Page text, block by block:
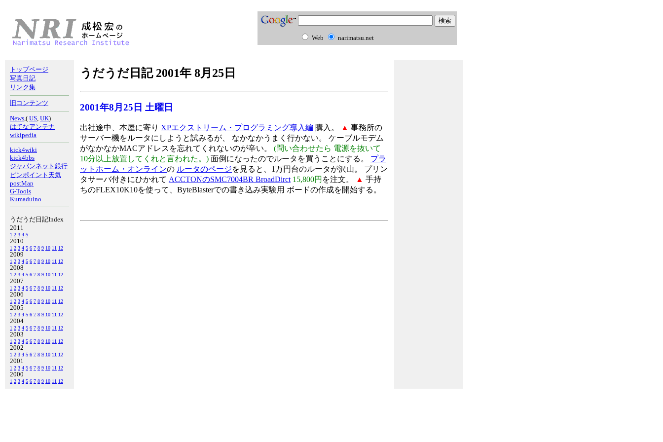
Web narimatsu.net
トップページ
写真日記
リンク集
旧コンテンツ
News,( US, UK)
はてなアンテナ
wikipedia
kick4wiki
kick4bbs
ジャパンネット銀行
ピンポイント天気
postMap
G-Tools
Kumaduino
うだうだ日記Index
2011
1 2 3 4 5
2010
1 2 3 4 5 6 7 8 9 10 11 12
2009
1 2 3 4 5 6 7 8 9 10 11 12
2008
1 2 3 4 5 6 7 8 9 10 11 12
2007
1 2 3 4 5 6 7 8 9 10 11 12
2006
1 2 3 4 5 6 7 8 9 10 11 12
2005
1 2 3 4 5 6 7 8 9 10 11 12
2004
1 2 3 4 5 6 7 8 9 10 11 12
2003
1 2 3 4 5 6 7 8 9 10 11 12
2002
1 2 3 4 5 6 7 8 9 10 11 12
2001
1 2 3 4 5 6 7 8 9 10 11 12
2000
1 2 3 4 5 6 7 8 9 10 11 12
うだうだ日記 2001年 8月25日
2001年8月25日 土曜日
出社途中、本屋に寄り XPエクストリーム・プログラミング導入編 購入。 ▲ 事務所の
サーバー機をルータにしようと試みるが、 なかなかうまく行かない。 ケーブルモデム
がなかなかMACアドレスを忘れてくれないのが辛い。 (問い合わせたら 電源を抜いて
10分以上放置してくれと言われた。) 面倒になったのでルータを買うことにする。 プラ
ットホーム・オンラインの ルータのページを見ると、1万円台のルータが沢山。 プリン
タサーバ付きにひかれて ACCTONのSMC7004BR BroadDirct 15,800円 を注文。 ▲ 手持
ちのFLEX10K10を使って、ByteBlasterでの書き込み実験用 ボードの作成を開始する。